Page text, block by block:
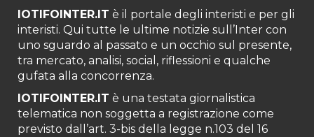
IOTIFOINTER.IT è il portale degli interisti e per gli
interisti. Qui tutte le ultime notizie sull’Inter con
uno sguardo al passato e un occhio sul presente,
tra mercato, analisi, social, riflessioni e qualche
gufata alla concorrenza.
IOTIFOINTER.IT è una testata giornalistica
telematica non soggetta a registrazione come
previsto dall’art. 3-bis della legge n.103 del 16